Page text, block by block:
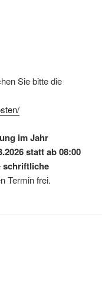
Sie bitte die
im Jahr
statt ab 08:00
schriftliche
Termin frei.